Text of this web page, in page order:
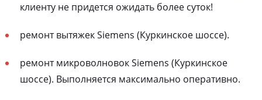
клиенту не придется ожидать более суток!
ремонт вытяжек Siemens (Куркинское шоссе).
ремонт микроволновок Siemens (Куркинское
шоссе). Выполняется максимально оперативно.